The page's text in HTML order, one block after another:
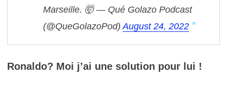
Marseille. 🤯 — Qué Golazo Podcast
(@QueGolazoPod) August 24, 2022
Ronaldo? Moi j’ai une solution pour lui !